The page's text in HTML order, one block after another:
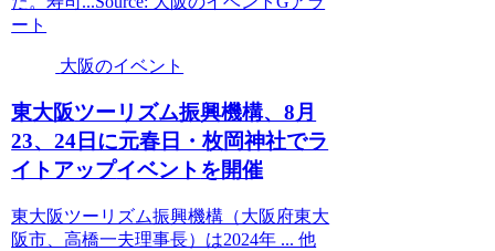
ート
大阪のイベント
東大阪ツーリズム振興機構、8月
23、24日に元春日・枚岡神社でラ
イトアップイベント を開催
東大阪ツーリズム振興機構（大阪府東大
阪市、高橋一夫理事長）は2024年 ... 他